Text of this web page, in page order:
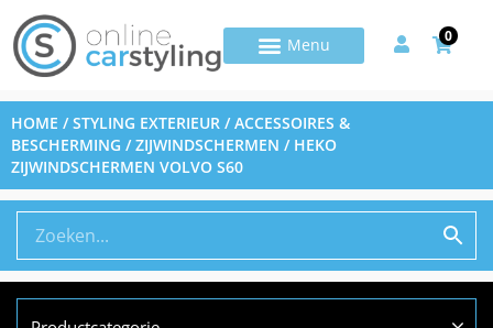
0
HOME /STYLING EXTERIEUR /ACCESSOIRES &
BESCHERMING /ZIJWINDSCHERMEN / HEKO
ZIJWINDSCHERMEN VOLVO S60